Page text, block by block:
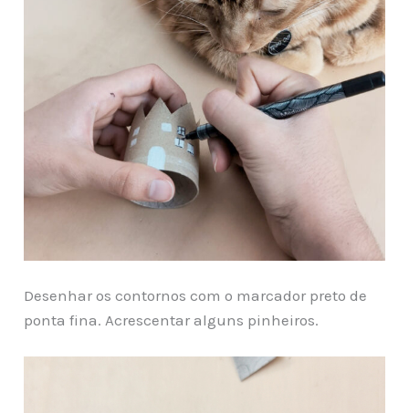
Desenhar os contornos com o marcador preto de
ponta fina. Acrescentar alguns pinheiros.